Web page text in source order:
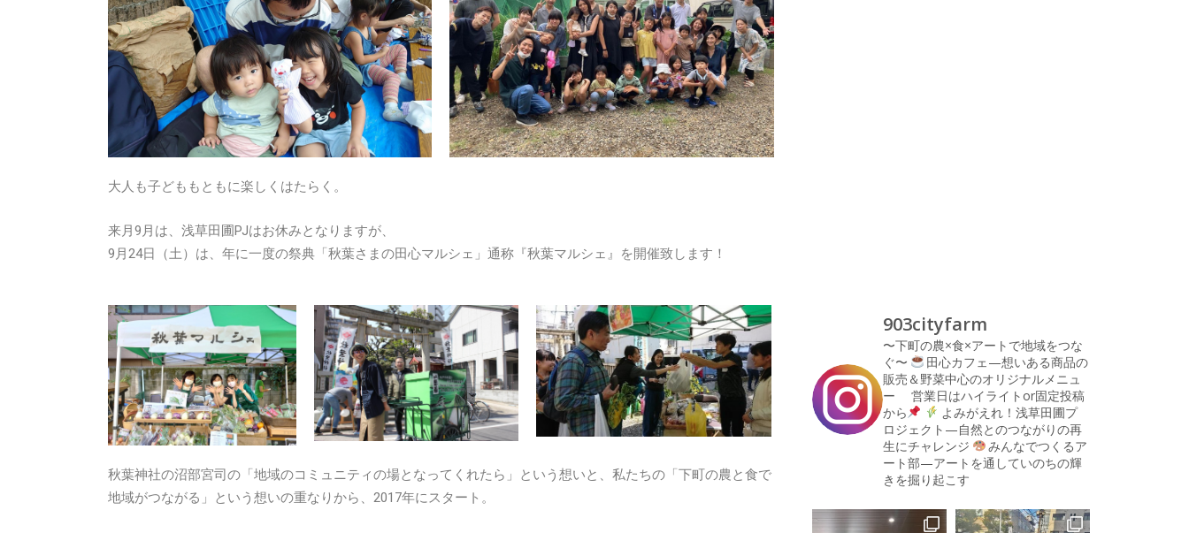
大人も子どももともに楽しくはたらく。
来月9月は、浅草田圃PJはお休みとなりますが、
9月24日（土）は、年に一度の祭典「秋葉さまの田心マルシェ」通称『秋葉マルシェ』を開催致します！
秋葉神社の沼部宮司の「地域のコミュニティの場となってくれたら」という想いと、私たちの「下町の農と食で
地域がつながる」という想いの重なりから、2017年にスタート。
903cityfarm
〜下町の農×食×アートで地域をつな
ぐ〜
田心カフェ—想いある商品の
販売＆野菜中心のオリジナルメニュ
ー 営業日はハイライトor固定投稿
から
よみがえれ！浅草田圃プ
ロジェクト—自然とのつながりの再
生にチャレンジ
みんなでつくるア
ート部—アートを通していのちの輝
きを掘り起こす